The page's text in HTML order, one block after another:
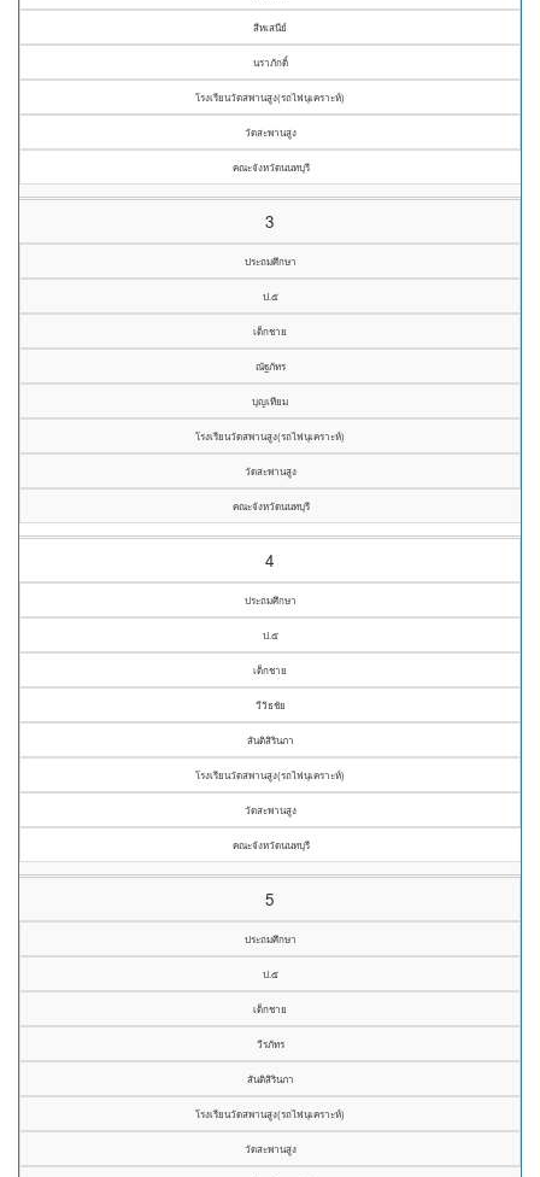
สีหเสนีย์
นราภักดิ์
โรงเรียนวัดสพานสูง(รถไฟนุเคราะห์)
วัดสะพานสูง
คณะจังหวัดนนทบุรี
3
ประถมศึกษา
ป.๕
เด็กชาย
ณัฐภัทร
บุญเทียม
โรงเรียนวัดสพานสูง(รถไฟนุเคราะห์)
วัดสะพานสูง
คณะจังหวัดนนทบุรี
4
ประถมศึกษา
ป.๕
เด็กชาย
วีวิธชัย
สันติสิรินภา
โรงเรียนวัดสพานสูง(รถไฟนุเคราะห์)
วัดสะพานสูง
คณะจังหวัดนนทบุรี
5
ประถมศึกษา
ป.๕
เด็กชาย
วีรภัทร
สันติสิรินภา
โรงเรียนวัดสพานสูง(รถไฟนุเคราะห์)
วัดสะพานสูง